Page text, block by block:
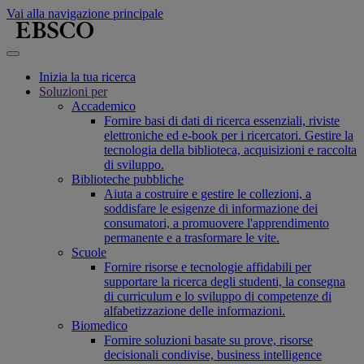
Vai alla navigazione principale
Inizia la tua ricerca
Soluzioni per
Accademico
Fornire basi di dati di ricerca essenziali, riviste
elettroniche ed e-book per i ricercatori. Gestire la
tecnologia della biblioteca, acquisizioni e raccolta
di sviluppo.
Biblioteche pubbliche
Aiuta a costruire e gestire le collezioni, a
soddisfare le esigenze di informazione dei
consumatori, a promuovere l'apprendimento
permanente e a trasformare le vite.
Scuole
Fornire risorse e tecnologie affidabili per
supportare la ricerca degli studenti, la consegna
di curriculum e lo sviluppo di competenze di
alfabetizzazione delle informazioni.
Biomedico
Fornire soluzioni basate su prove, risorse
decisionali condivise, business intelligence